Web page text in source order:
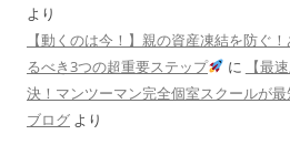
より
【動くのは今！】親の資産凍結を防ぐ
るべき3つの超重要ステップ
に
【最
決！マンツーマン完全個室スクールが
ブログ より